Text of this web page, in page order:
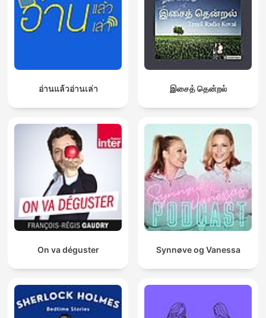
อ่านแล้วอ่านเล่า இசைத் தென்றல்
On va déguster Synnøve og Vanessa